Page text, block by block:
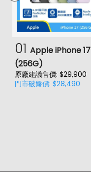
01 Apple iPhone 17
(256G)
原廠建議售價: $29,900
門市破盤價: $28,490